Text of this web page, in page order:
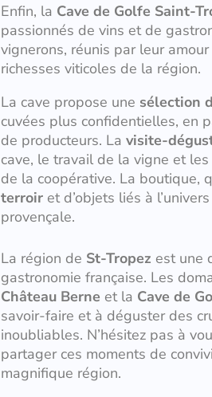
Enfin, la Cave de Golfe Saint-
passionnés de vins et de
vignerons, réunis par leur
richesses viticoles de la région.
La cave propose une sélection
cuvées plus confidentielles, en
de producteurs. La visite-
cave, le travail de la vigne et
de la coopérative. La boutique,
terroiret d’objets liés à
provençale.
La région de St-Tropez est une
gastronomie française. Les
Château Berne et la Cave de
savoir-faire et à déguster des
inoubliables. N’hésitez pas à
partager ces moments de
magnifique région.